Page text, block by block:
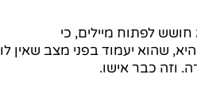
לפתוח מיילים, כי
שהוא יעמוד בפני מצב שאין לו
וזה כבר אישו.